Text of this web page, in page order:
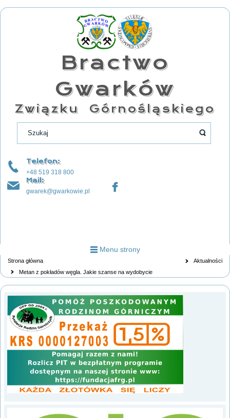
Bractwo
Gwarków
Związku Górnośląskiego
Telefon:
+48 519 318 800
Mail:
gwarek@gwarkowie.pl
Menu strony
Strona główna
Aktualności
Metan z pokładów węgla. Jakie szanse na wydobycie